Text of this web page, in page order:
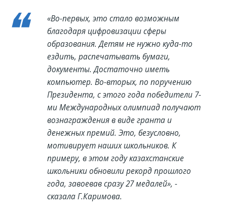
«Во-первых, это стало возможным
благодаря цифровизации сферы
образования. Детям не нужно куда-то
ездить, распечатывать бумаги,
документы. Достаточно иметь
компьютер. Во-вторых, по поручению
Президента, с этого года победители 7-
ми Международных олимпиад получают
вознаграждения в виде гранта и
денежных премий. Это, безусловно,
мотивирует наших школьников. К
примеру, в этом году казахстанские
школьники обновили рекорд прошлого
года, завоевав сразу 27 медалей», -
сказала Г.Каримова.